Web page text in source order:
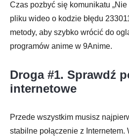
Czas pozbyć się komunikatu
pliku wideo o kodzie błędu
metody, aby szybko wrócić do
programów anime w 9Anime.
Droga #1. Sprawdź
internetowe
Przede wszystkim musisz
stabilne połączenie z Internetem.